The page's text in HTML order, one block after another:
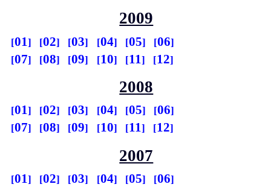
2009
01 02 03 04 05
06
07
08 09 10 11 12
2008
01 02 03 04 05
06
07
08 09 10 11 12
2007
01 02 03 04 05
06